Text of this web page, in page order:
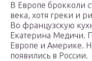
В Европе брокколи
века, хотя греки и
Во французскую
Екатерина Медичи.
Европе и Америке.
появились в России.